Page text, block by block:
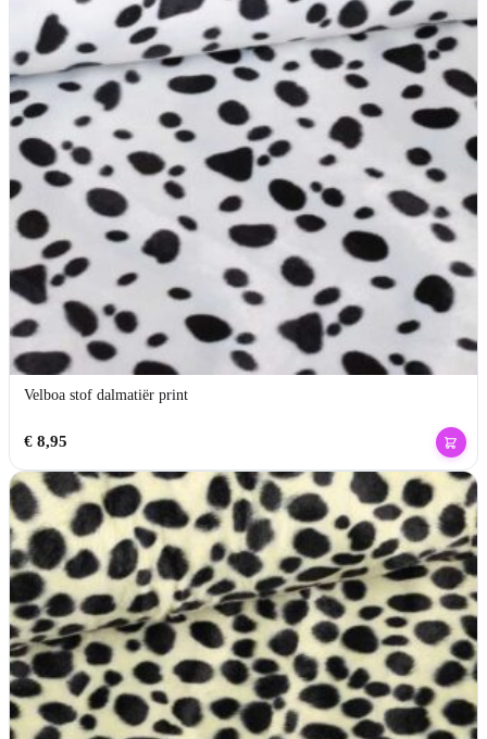
Velboa stof dalmatiër print
€8,95